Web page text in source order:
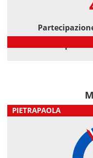
PIETRAPAOLA